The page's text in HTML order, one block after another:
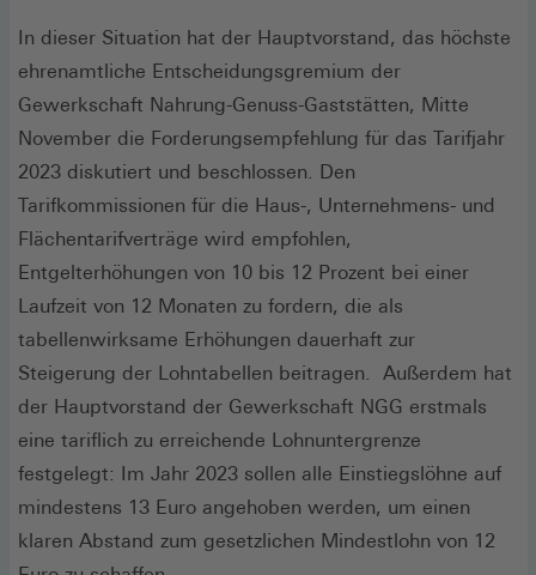
In dieser Situation hat der Hauptvorstand, das höchste
ehrenamtliche Entscheidungsgremium der
Gewerkschaft Nahrung-Genuss-Gaststätten, Mitte
November die Forderungsempfehlung für das Tarifjahr
2023 diskutiert und beschlossen. Den
Tarifkommissionen für die Haus-, Unternehmens- und
Flächentarifverträge wird empfohlen,
Entgelterhöhungen von 10 bis 12 Prozent bei einer
Laufzeit von 12 Monaten zu fordern, die als
tabellenwirksame Erhöhungen dauerhaft zur
Steigerung der Lohntabellen beitragen. Außerdem hat
der Hauptvorstand der Gewerkschaft NGG erstmals
eine tariflich zu erreichende Lohnuntergrenze
festgelegt: Im Jahr 2023 sollen alle Einstiegslöhne auf
mindestens 13 Euro angehoben werden, um einen
klaren Abstand zum gesetzlichen Mindestlohn von 12